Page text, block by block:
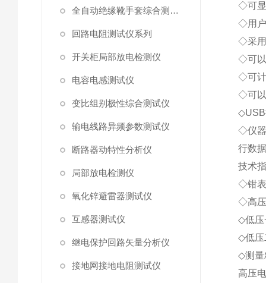
全自动绝缘靴手套综合测试仪
回路电阻测试仪系列
开关柜局部放电检测仪
电容电感测试仪
变比组别极性综合测试仪
输电线路异频参数测试仪
断路器动特性分析仪
局部放电检测仪
氧化锌避雷器测试仪
互感器测试仪
继电保护回路矢量分析仪
接地网接地电阻测试仪
◇可
◇用户
◇采
◇可以
◇可
◇可以
◇仪器
行数
技术
◇钳表
◇高压
◇低压
◇低
◇测
高压